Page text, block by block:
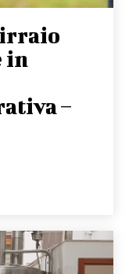
in
–